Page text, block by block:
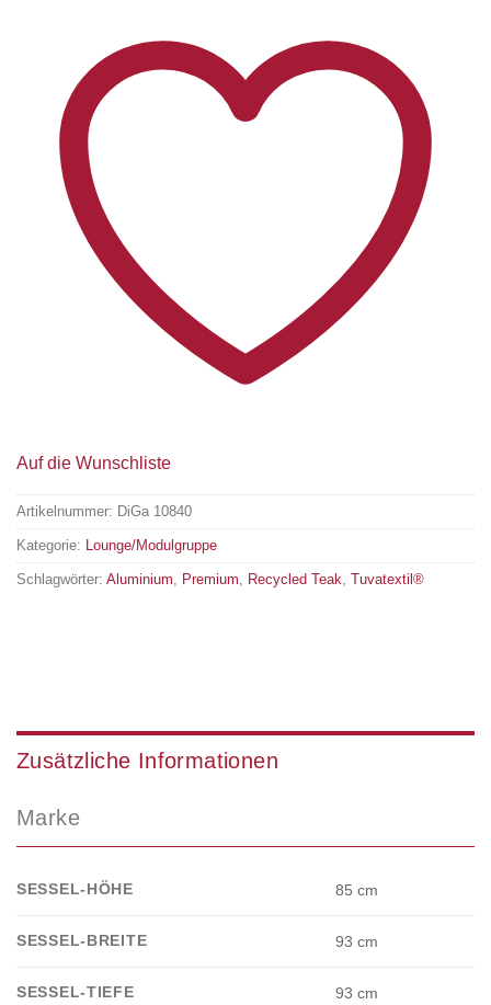
Auf die Wunschliste
Artikelnummer: DiGa 10840
Kategorie: Lounge/Modulgruppe
Schlagwörter: Aluminium Premium Recycled Teak Tuvatextil®
Zusätzliche Informationen
Marke
SESSEL-HÖHE 85 cm
SESSEL-BREITE 93 cm
SESSEL-TIEFE 93 cm